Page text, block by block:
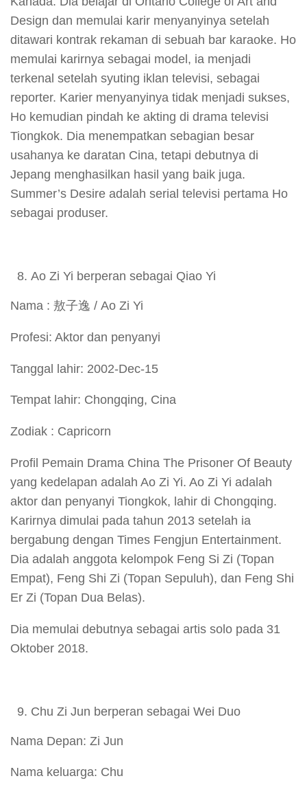
Design dan memulai karir menyanyinya setelah
ditawari kontrak rekaman di sebuah bar karaoke. Ho
memulai karirnya sebagai model, ia menjadi
terkenal setelah syuting iklan televisi, sebagai
reporter. Karier menyanyinya tidak menjadi sukses,
Ho kemudian pindah ke akting di drama televisi
Tiongkok. Dia menempatkan sebagian besar
usahanya ke daratan Cina, tetapi debutnya di
Jepang menghasilkan hasil yang baik juga.
Summer’s Desire adalah serial televisi pertama Ho
sebagai produser.
Ao Zi Yi berperan sebagai Qiao Yi
Nama : 敖子逸 / Ao Zi Yi
Profesi: Aktor dan penyanyi
Tanggal lahir: 2002-Dec-15
Tempat lahir: Chongqing, Cina
Zodiak : Capricorn
Profil Pemain Drama China The Prisoner Of Beauty
yang kedelapan adalah Ao Zi Yi. Ao Zi Yi adalah
aktor dan penyanyi Tiongkok, lahir di Chongqing.
Karirnya dimulai pada tahun 2013 setelah ia
bergabung dengan Times Fengjun Entertainment.
Dia adalah anggota kelompok Feng Si Zi (Topan
Empat), Feng Shi Zi (Topan Sepuluh), dan Feng Shi
Er Zi (Topan Dua Belas).
Dia memulai debutnya sebagai artis solo pada 31
Oktober 2018.
Chu Zi Jun berperan sebagai Wei Duo
Nama Depan: Zi Jun
Nama keluarga: Chu